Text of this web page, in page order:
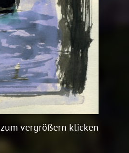
zum vergrößern klicken